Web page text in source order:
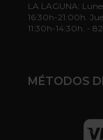
LA LAGUNA:
16:30h-21:00h.
11:30h-14:30h. -
MÉTODOS